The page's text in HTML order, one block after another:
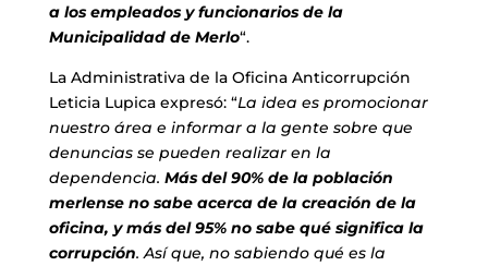
a los empleados y funcionarios de la
Municipalidad de Merlo“.
La Administrativa de la Oficina Anticorrupción
Leticia Lupica expresó: “La idea es promocionar
nuestro área e informar a la gente sobre que
denuncias se pueden realizar en la
dependencia. Más del 90% de la población
merlense no sabe acerca de la creación de la
oficina, y más del 95% no sabe qué significa la
corrupción. Así que, no sabiendo qué es la